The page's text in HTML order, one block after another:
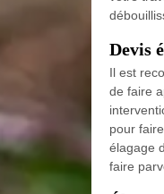
Devis
Il est
de faire
pour
élagage
faire